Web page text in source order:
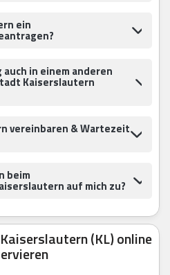
ein
auch in einem anderen
Kaiserslautern
vereinbaren & Wartezeit
beim
auf mich zu?
(KL) online